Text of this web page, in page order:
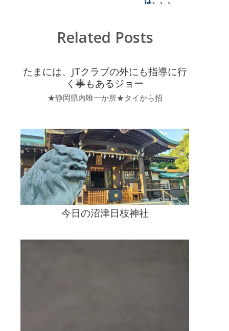
Related Posts
たまには、JTクラブの外にも指導に行
く事もあるジョー
★静岡県内唯一か所★タイから招
今日の沼津日枝神社